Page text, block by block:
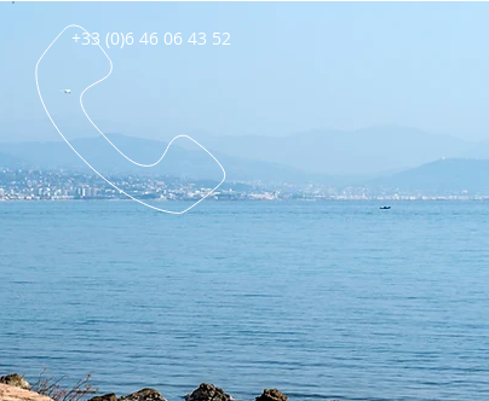
+33 (0)6 46 06 43 52